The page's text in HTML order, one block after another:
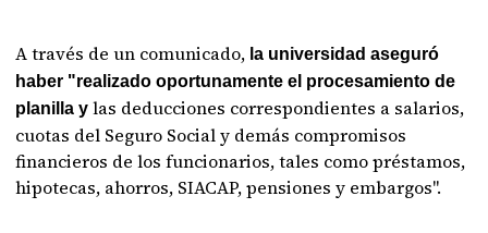
A través de un comunicado, la universidad aseguró
haber "realizado oportunamente el procesamiento de
planilla y las deducciones correspondientes a salarios,
cuotas del Seguro Social y demás compromisos
financieros de los funcionarios, tales como préstamos,
hipotecas, ahorros, SIACAP, pensiones y embargos".